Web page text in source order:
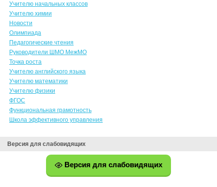
Учителю начальных классов
Учителю химии
Новости
Олимпиада
Педагогические чтения
Руководители ШМО МежМО
Точка роста
Учителю английского языка
Учителю математики
Учителю физики
ФГОС
Функциональная грамотность
Школа эффективного управления
Версия для слабовидящих
Версия для слабовидящих